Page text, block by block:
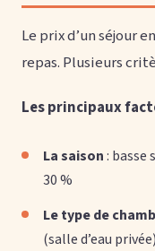
Le prix d’un séjour
repas. Plusieurs
Les principaux
La saison: basse
30 %
Le type de
(salle d’eau privée)